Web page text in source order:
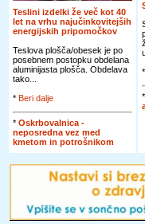
Teslini izdelki že več kot 40
let na vrhu najučinkovitejših
energijskih pripomočkov
Teslova plošča/obesek je po
posebnem postopku obdelana
aluminijasta plošča. Obdelava
tako...
* Beri dalje
* Oskrbovalnica -
neposredna vez med
kmetom in potrošnikom